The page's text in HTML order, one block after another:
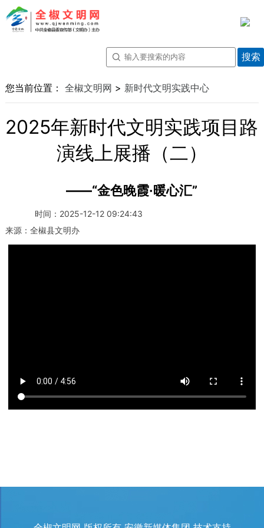
您当前位置： 全椒文明网 > 新时代文明实践中心
2025年新时代文明实践项目路
演线上展播（二）
——“金色晚霞·暖心汇”
时间： 2025-12-12 09:24:43
来源： 全椒县文明办